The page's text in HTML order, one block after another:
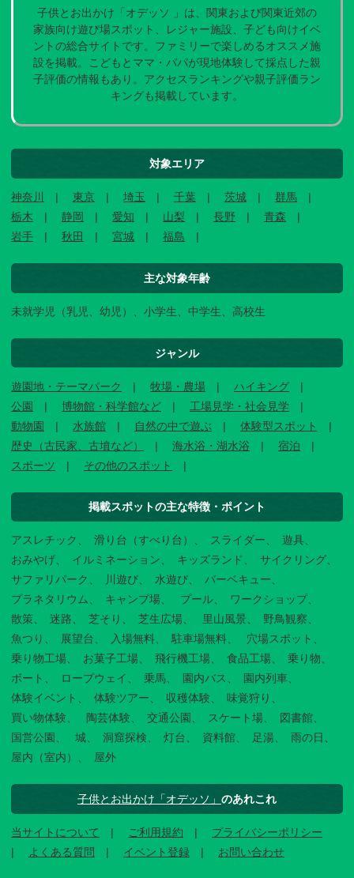
子供とお出かけ「オデッソ 」は、関東および関東近郊の
家族向け遊び場スポット、レジャー施設、子ども向けイベ
ントの総合サイトです。ファミリーで楽しめるオススメ施
設を掲載。こどもとママ・パパが現地体験して採点した親
子評価の情報もあり。アクセスランキングや親子評価ラン
キングも掲載しています。
対象エリア
神奈川 東京 埼玉 千葉 茨城
群馬
栃木
静岡 愛知 山梨 長野
青森
岩手
秋田 宮城 福島
主な対象年齢
未就学児（乳児、幼児）、小学生、中学生、高校生
ジャンル
遊園地・テーマパーク 牧場・農場
ハイキング
公園
博物館・科学館など
工場見学・社会見学
動物園
水族館 自然の中で遊ぶ
体験型スポット
歴史（古民家、古墳など）
海水浴・湖水浴
宿泊
スポーツ
その他のスポット
掲載スポットの主な特徴・ポイント
アスレチック 滑り台（すべり台） スライダー
遊具
おみやげ
イルミネーション キッズランド
サイクリング
サファリパーク
川遊び 水遊び
バーベキュー
プラネタリウム
キャンプ場 プール
ワークショップ
散策
迷路 芝そり 芝生広場 里山風景
野鳥観察
魚つり
展望台 入場無料 駐車場無料
穴場スポット
乗り物工場
お菓子工場 飛行機工場 食品工場
乗り物
ボート
ロープウェイ 乗馬 園内バス
園内列車
体験イベント
体験ツアー 収穫体験
味覚狩り
買い物体験
陶芸体験 交通公園 スケート場
図書館
国営公園
城 洞窟探検 灯台 資料館 足湯
雨の日
屋内（室内）
屋外
子供とお出かけ「オデッソ」 のあれこれ
当サイトについて ご利用規約
プライバシーポリシー
よくある質問
イベント登録 お問い合わせ